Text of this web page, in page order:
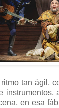
tan ágil,
instrumentos,
en esa